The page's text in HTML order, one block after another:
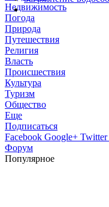
Недвижимость
Погода
Природа
Путешествия
Религия
Власть
Происшествия
Культура
Туризм
Общество
Еще
Подписаться
Facebook Google+ Twitter
Форум
Популярное